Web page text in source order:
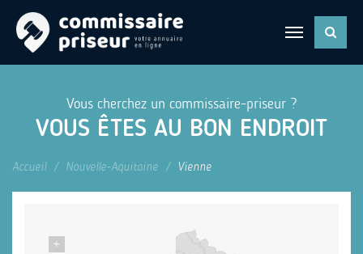
Vous cherchez un commissaire-priseur ?
VOUS ÊTES AU BON ENDROIT
Accueil Nouvelle-Aquitaine Vienne
+